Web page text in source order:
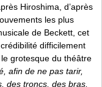
Hiroshima, d’après
les plus
de Beckett, cet
difficilement
grotesque du théâtre
afin de ne pas tarir,
des troncs, des bras,